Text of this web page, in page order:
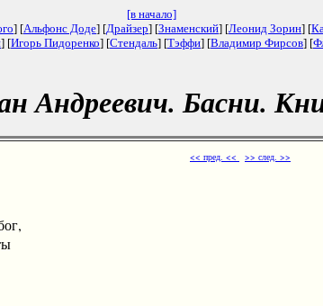
[в начало]
] [Альфонс Доде] [Драйзер] [Знаменский] [Леонид Зорин] [
] [Игорь Пидоренко] [Стендаль] [Тэффи] [Владимир Фирсов] [
Андреевич. Басни.
<< пред. << >> след. >>